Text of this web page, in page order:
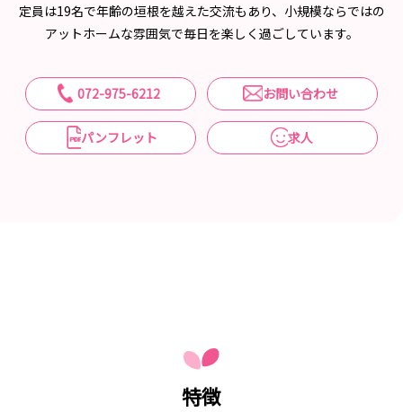
定員は19名で年齢の垣根を越えた交流もあり、小規模ならではの
アットホームな雰囲気で毎日を楽しく過ごしています。
072-975-6212 お問い合わせ
パンフレット 求人
特徴